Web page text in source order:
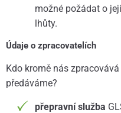
možné požádat o
lhůty.
Údaje o zpracovatelích
Kdo kromě nás
předáváme?
přepravní služba